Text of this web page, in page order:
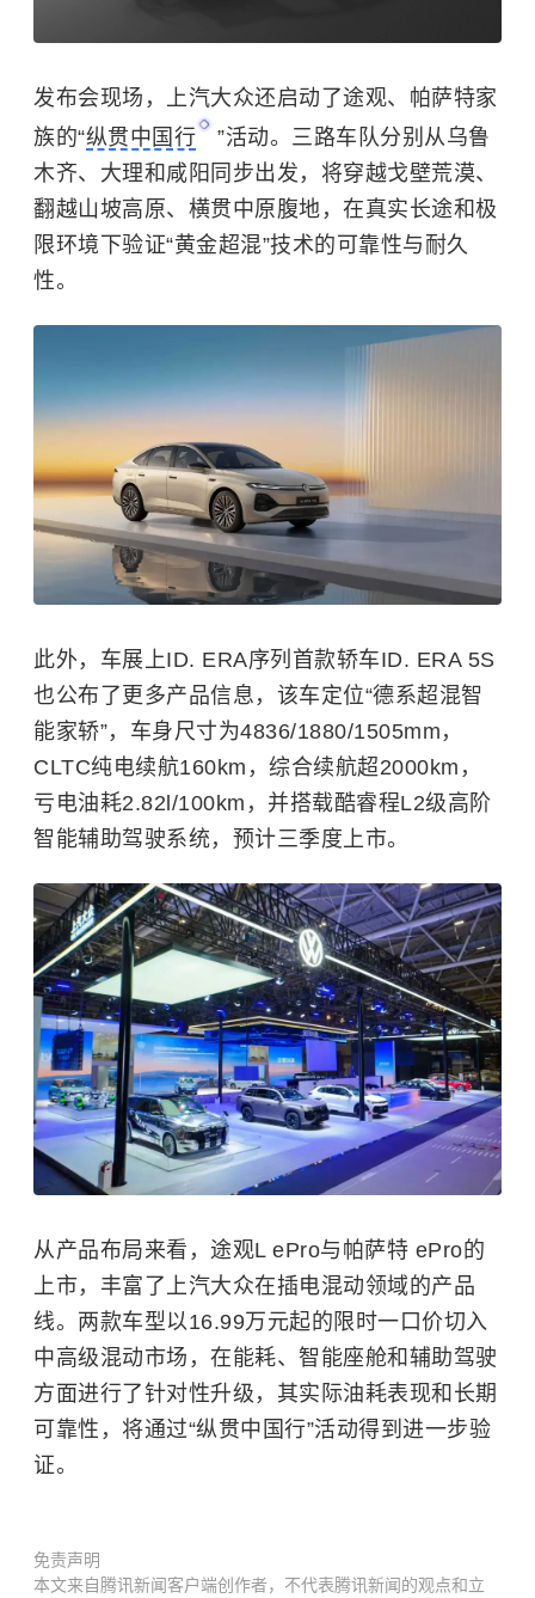
发布会现场，上汽大众还启动了途观、帕萨特家
族的“纵贯中国行
”活动。三路车队分别从乌鲁
木齐、大理和咸阳同步出发，将穿越戈壁荒漠、
翻越山坡高原、横贯中原腹地，在真实长途和极
限环境下验证“黄金超混”技术的可靠性与耐久
性。
此外，车展上ID. ERA序列首款轿车ID. ERA 5S
也公布了更多产品信息，该车定位“德系超混智
能家轿”，车身尺寸为4836/1880/1505mm，
CLTC纯电续航160km，综合续航超2000km，
亏电油耗2.82l/100km，并搭载酷睿程L2级高阶
智能辅助驾驶系统，预计三季度上市。
从产品布局来看，途观L ePro与帕萨特 ePro的
上市，丰富了上汽大众在插电混动领域的产品
线。两款车型以16.99万元起的限时一口价切入
中高级混动市场，在能耗、智能座舱和辅助驾驶
方面进行了针对性升级，其实际油耗表现和长期
可靠性，将通过“纵贯中国行”活动得到进一步验
证。
免责声明
本文来自腾讯新闻客户端创作者，不代表腾讯新闻的观点和立